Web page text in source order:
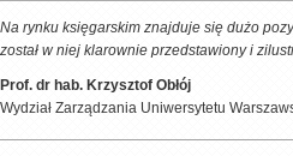
Na rynku księgarskim znajduje się dużo
został w niej klarownie przedstawiony i
Prof. dr hab. Krzysztof Obłój
Wydział Zarządzania Uniwersytetu